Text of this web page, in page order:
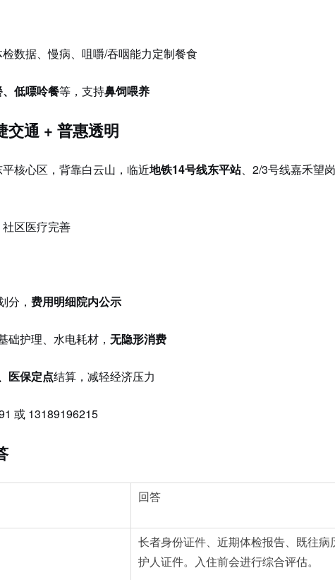
数据、慢病、咀嚼/吞咽能力定制餐食
低嘌呤餐等，支持鼻饲喂养
交通 + 普惠透明
平核心区，背靠白云山，临近地铁14号线东平站、2/3号线嘉禾望
社区医疗完善
分， 费用明细院内公示
础护理、水电耗材， 无隐形消费
医保定点结算，减轻经济压力
或 13189196215
回答
长者身份证件、近期体检报告、既往病
护人证件。入住前会进行综合评估。